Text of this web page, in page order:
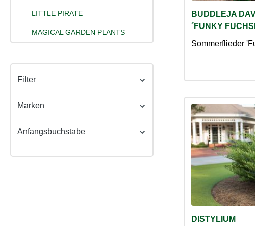
LITTLE PIRATE
MAGICAL GARDEN PLANTS
Filter
Marken
Anfangsbuchstabe
BUDDLEJA
´FUNKY
Sommerflieder
DISTYLIUM